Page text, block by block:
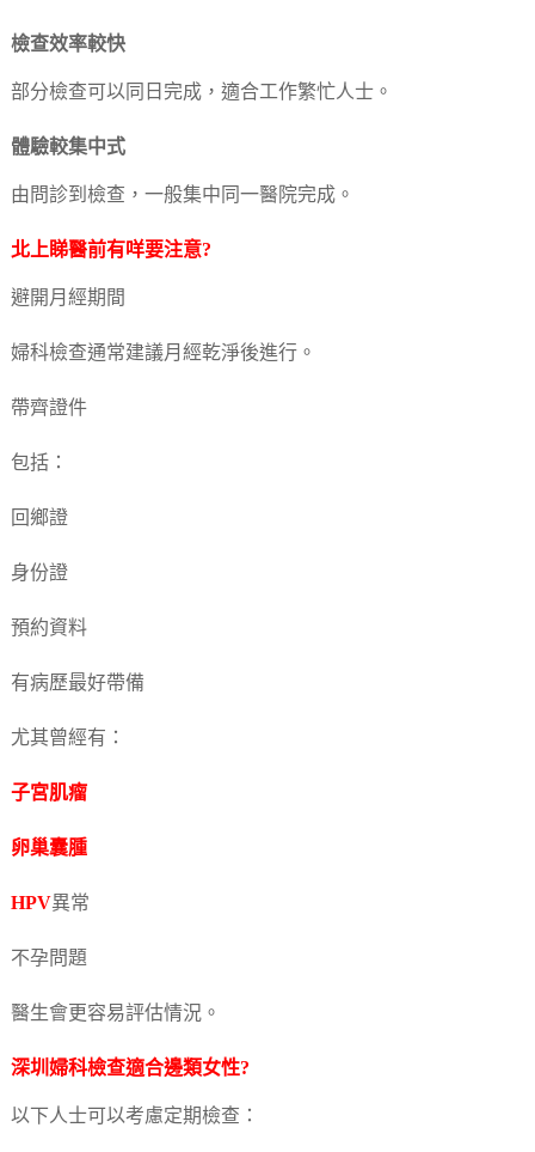
檢查效率較快
部分檢查可以同日完成，適合工作繁忙人士。
體驗較集中式
由問診到檢查，一般集中同一醫院完成。
北上睇醫前有咩要注意?
避開月經期間
婦科檢查通常建議月經乾淨後進行。
帶齊證件
包括：
回鄉證
身份證
預約資料
有病歷最好帶備
尤其曾經有：
子宮肌瘤
卵巢囊腫
HPV異常
不孕問題
醫生會更容易評估情況。
深圳婦科檢查適合邊類女性?
以下人士可以考慮定期檢查：